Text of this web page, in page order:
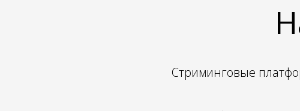
Стриминговые